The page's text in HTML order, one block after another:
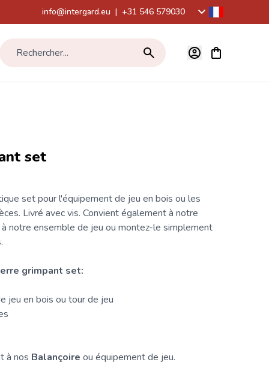
info@intergard.eu | +31 546 579030
Rechercher... Voir le
set
set pour l'équipement de jeu en bois ou les
Livré avecvis. Convient également à notre
notre ensemble de jeu ou montez-le simplement
grimpant set:
jeu en bois ou tour de jeu
à nos Balançoire ou équipement de jeu.